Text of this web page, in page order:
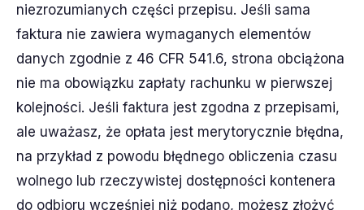
niezrozumianych części przepisu. Jeśli sama
faktura nie zawiera wymaganych elementów
danych zgodnie z 46 CFR 541.6, strona obciążona
nie ma obowiązku zapłaty rachunku w pierwszej
kolejności. Jeśli faktura jest zgodna z przepisami,
ale uważasz, że opłata jest merytorycznie błędna,
na przykład z powodu błędnego obliczenia czasu
wolnego lub rzeczywistej dostępności kontenera
do odbioru wcześniej niż podano, możesz złożyć